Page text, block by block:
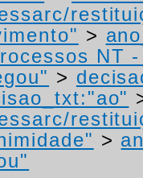
>
NT
>
>